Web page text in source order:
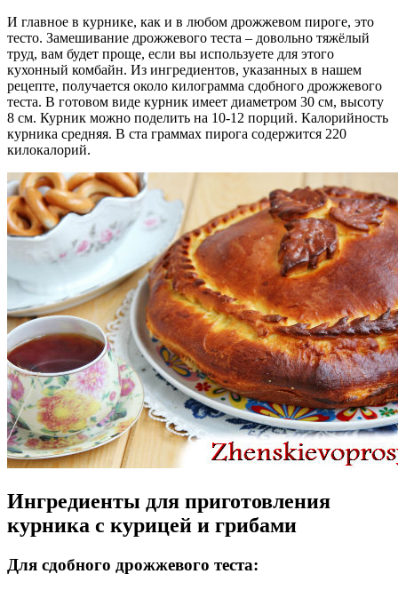
И главное в курнике, как и в любом дрожжевом пироге, это
тесто. Замешивание дрожжевого теста – довольно тяжёлый
труд, вам будет проще, если вы используете для этого
кухонный комбайн. Из ингредиентов, указанных в нашем
рецепте, получается около килограмма сдобного дрожжевого
теста. В готовом виде курник имеет диаметром 30 см, высоту
8 см. Курник можно поделить на 10-12 порций. Калорийность
курника средняя. В ста граммах пирога содержится 220
килокалорий.
Ингредиенты для приготовления
курника с курицей и грибами
Для сдобного дрожжевого теста: